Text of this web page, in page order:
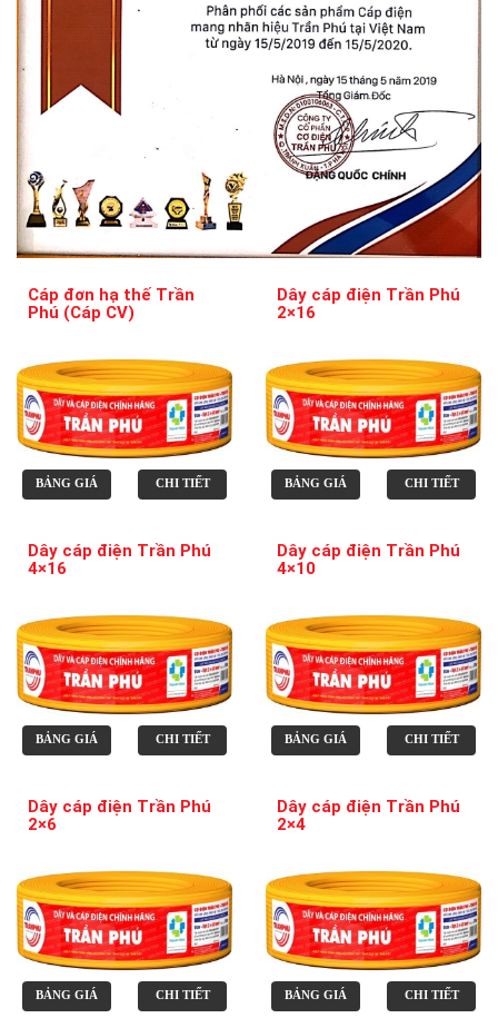
Cáp đơn hạ thế Trần
Phú (Cáp CV)
BẢNG GIÁ CHI TIẾT
Dây cáp điện Trần Phú
2×16
BẢNG GIÁ CHI TIẾT
Dây cáp điện Trần Phú
4×16
BẢNG GIÁ CHI TIẾT
Dây cáp điện Trần Phú
4×10
BẢNG GIÁ CHI TIẾT
Dây cáp điện Trần Phú
2×6
BẢNG GIÁ CHI TIẾT
Dây cáp điện Trần Phú
2×4
BẢNG GIÁ CHI TIẾT